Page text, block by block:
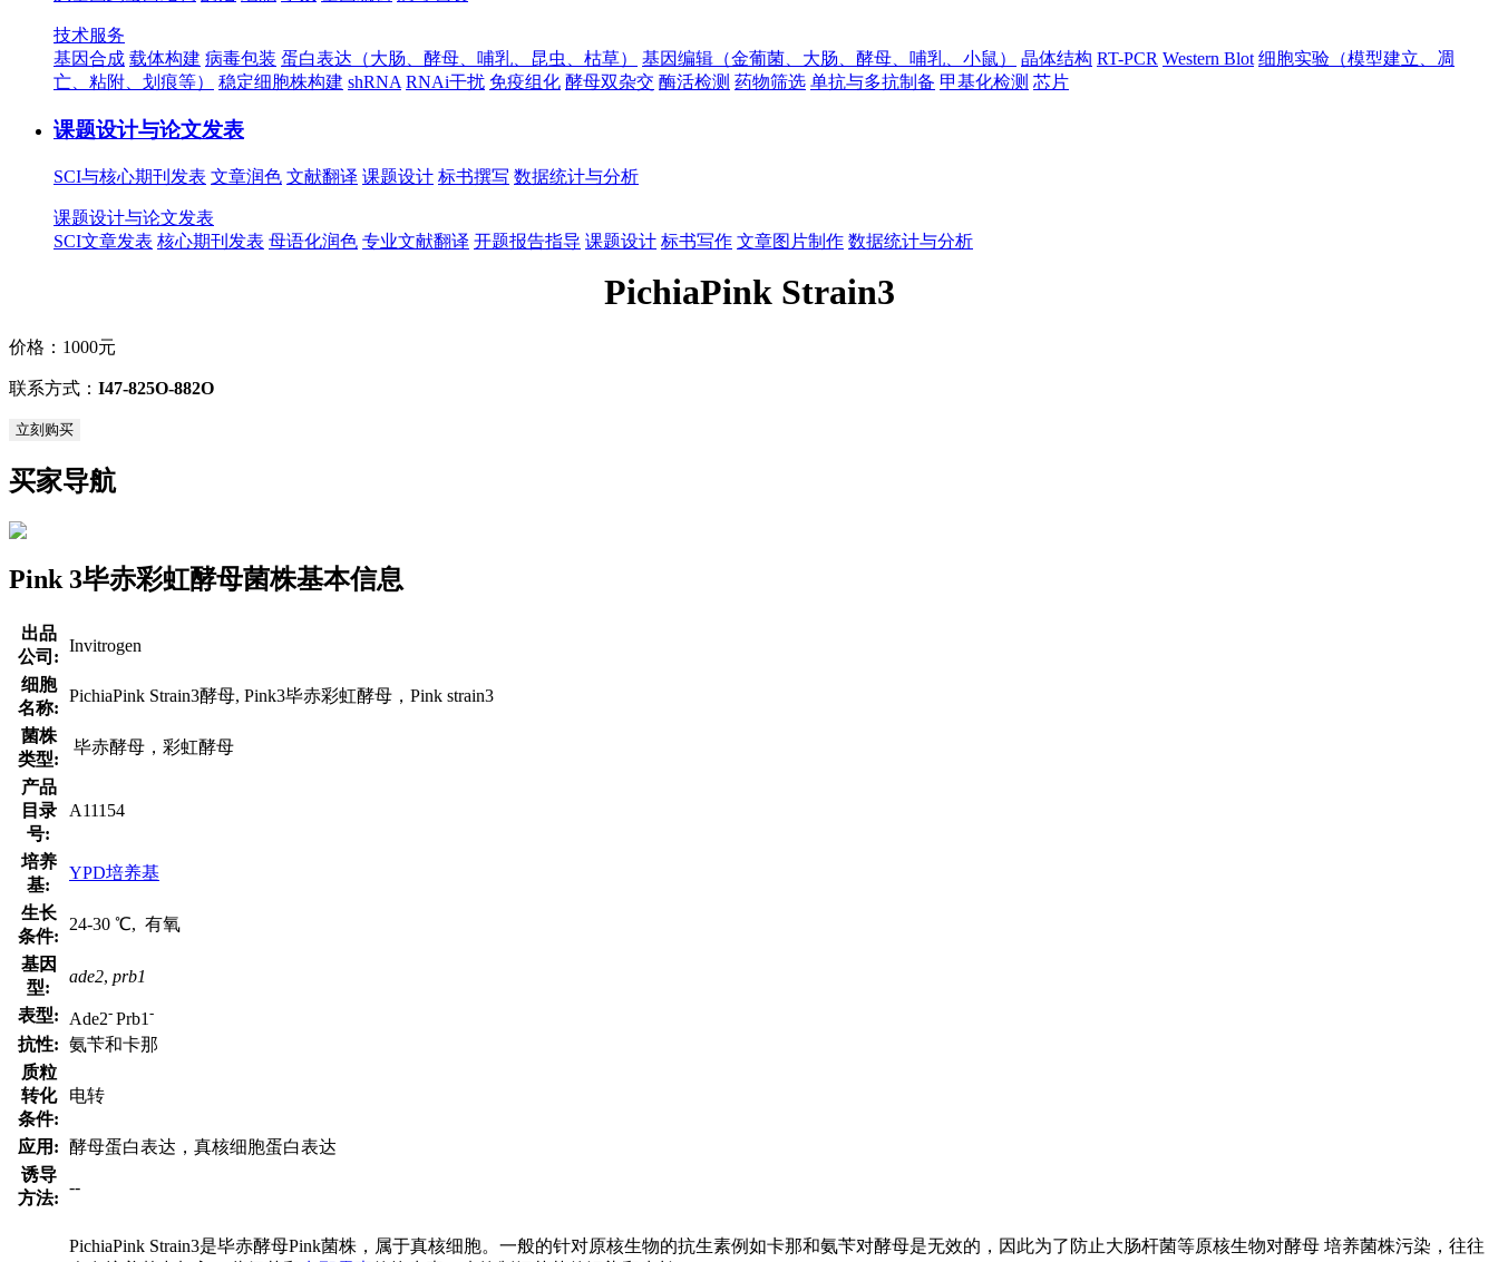
技术服务
基因合成 载体构建 病毒包装 蛋白表达（大肠、酵母、哺乳、昆虫、枯草） 基因编辑（金葡菌、大肠、酵母、哺乳、小鼠） 晶体结构 RT-PCR Western Blot 细胞实验（模型建立、凋
亡、粘附、划痕等）
稳定细胞株构建 shRNA RNAi干扰 免疫组化 酵母双杂交 酶活检测 药物筛选 单抗与多抗制备 甲基化检测 芯片
课题设计与论文发表
SCI与核心期刊发表 文章润色 文献翻译 课题设计 标书撰写 数据统计与分析
课题设计与论文发表
SCI文章发表 核心期刊发表 母语化润色 专业文献翻译 开题报告指导 课题设计 标书写作 文章图片制作 数据统计与分析
PichiaPink Strain3
价格： 1000元
联系方式： I47-825O-882O
立刻购买
买家导航
Pink 3毕赤彩虹酵母菌株基本信息
出品
公司:
Invitrogen
细胞
名称:
PichiaPink Strain3酵母, Pink3毕赤彩虹酵母，Pink strain3
菌株
类型:
毕赤酵母，彩虹酵母
产品
目录
号:
A11154
培养
基:
YPD培养基
生长
条件:
24-30 ℃, 有氧
基因
型:
ade2, prb1
表型: Ade2- Prb1 -
抗性: 氨苄和卡那
质粒
转化
条件:
电转
应用: 酵母蛋白表达，真核细胞蛋白表达
诱导
方法:
--
PichiaPink Strain3是毕赤酵母Pink菌株，属于真核细胞。一般的针对原核生物的抗生素例如卡那和氨苄对酵母是无效的，因此为了防止大肠杆菌等原核生物对酵母 培养菌株污染，往往